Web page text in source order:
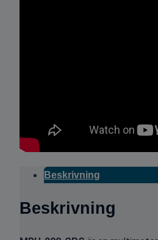
Beskrivning
Beskrivning